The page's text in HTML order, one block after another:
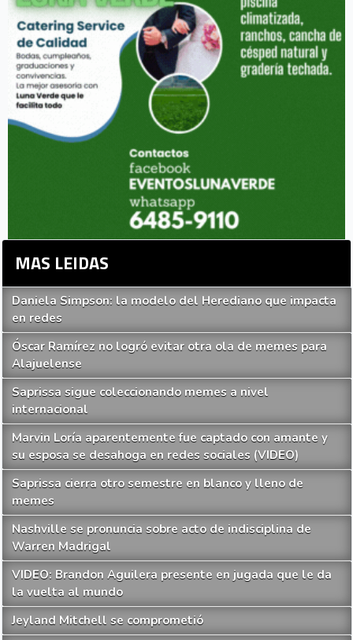
MAS LEIDAS
Daniela Simpson: la modelo del Herediano que impacta
en redes
Óscar Ramírez no logró evitar otra ola de memes para
Alajuelense
Saprissa sigue coleccionando memes a nivel
internacional
Marvin Loría aparentemente fue captado con amante y
su esposa se desahoga en redes sociales (VIDEO)
Saprissa cierra otro semestre en blanco y lleno de
memes
Nashville se pronuncia sobre acto de indisciplina de
Warren Madrigal
VIDEO: Brandon Aguilera presente en jugada que le da
la vuelta al mundo
Jeyland Mitchell se comprometió